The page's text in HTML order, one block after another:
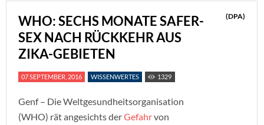
WHO: SECHS MONATE SAFER-
SEX NACH RÜCKKEHR AUS
ZIKA-GEBIETEN
(DPA)
07 SEPTEMBER, 2016 WISSENWERTES 1329
Genf – Die Weltgesundheitsorganisation
(WHO) rät angesichts derGefahrvon